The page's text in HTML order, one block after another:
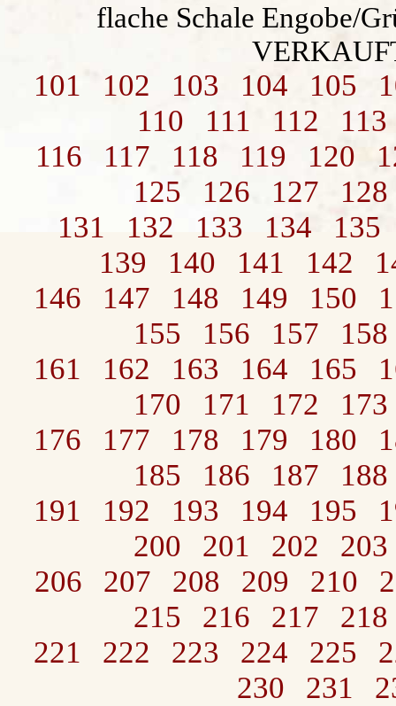
flache Schale Engobe/
101 102 103 104 105
110
111 112
113
116
117 118 119 120
125
126 127
128
131
132 133 134
135
139
140 141 142
146
147 148 149 150
155
156 157
158
161
162 163 164 165
170
171 172
173
176
177 178 179 180
185
186 187
188
191
192 193 194 195
200
201 202
203
206
207 208 209 210
215
216 217
218
221
222 223 224 225
230
231